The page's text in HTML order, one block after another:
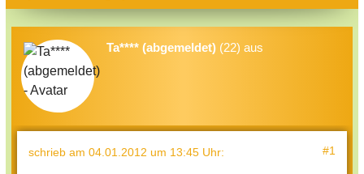
Ta**** (abgemeldet) (22) aus
schrieb am 04.01.2012 um 13:45 Uhr: #1